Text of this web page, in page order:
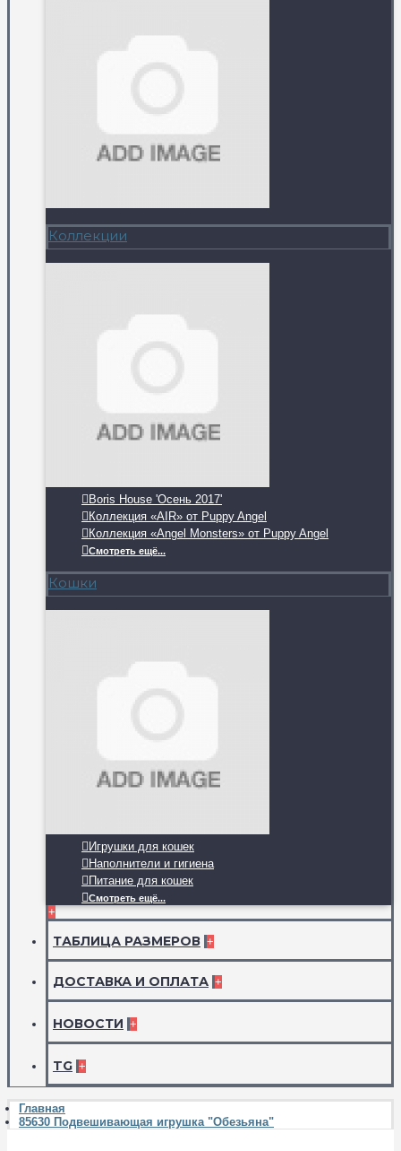
Коллекции
Boris House 'Осень 2017'
Коллекция «AIR» от Puppy Angel
Коллекция «Angel Monsters» от Puppy Angel
Смотреть ещё...
Кошки
Игрушки для кошек
Наполнители и гигиена
Питание для кошек
Смотреть ещё...
+
ТАБЛИЦА РАЗМЕРОВ +
ДОСТАВКА И ОПЛАТА +
НОВОСТИ +
TG +
Главная
85630 Подвешивающая игрушка "Обезьяна"